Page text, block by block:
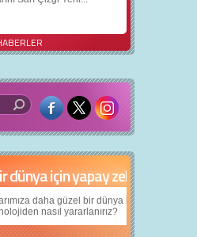
için yapay zekâ
bir dünya bırakabilmek